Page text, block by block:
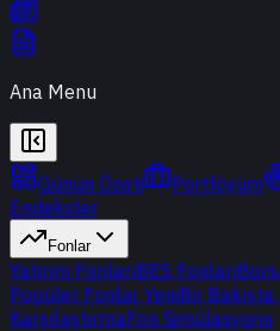
Ana Menu
Günün Özeti Portföyüm
Endeksler
Fonlar
Yatırım FonlarıBES Fonları
Popüler Fonlar YeniBir
KarşılaştırmaFon Simülasyonu